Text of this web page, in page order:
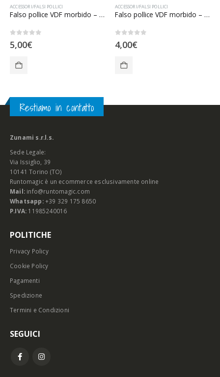
ACCESSORI/FALSI POLLICI
Falso pollice VDF morbido – Grande
5,00€
ACCESSORI/FALSI POLLICI
Falso pollice VDF morbido – Medio
4,00€
Restiamo in contatto
Zunami s.r.l.s.
Sede Legale:
Via Issiglio, 39
10141 Torino (TO)
Runtomagic è un ecommerce esclusivamente online
Mail: info@runtomagic.com
Whatsapp: +39 329 175 8650
P.IVA: 11985240016
POLITICHE
Privacy Policy
Cookie Policy
Pagamenti
Spedizione
Termini e Condizioni
SEGUICI